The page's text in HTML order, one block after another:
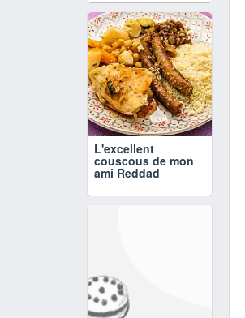
L'excellent
couscous de mon
ami Reddad